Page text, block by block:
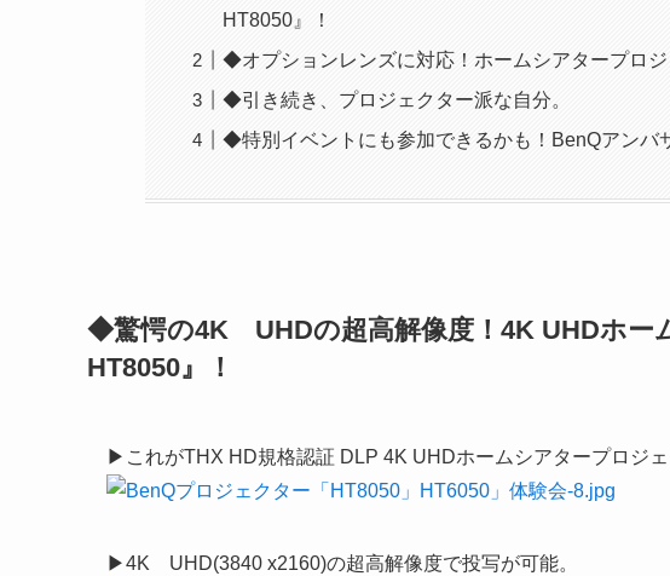
HT8050』！
◆オプションレンズに対応！ホームシアタープロジ
◆引き続き、プロジェクター派な自分。
◆特別イベントにも参加できるかも！BenQアンバ
◆驚愕の4K UHDの超高解像度！4K UHDホー
HT8050』！
▶これがTHX HD規格認証 DLP 4K UHDホームシアタープロジ
▶4K UHD(3840 x2160)の超高解像度で投写が可能。